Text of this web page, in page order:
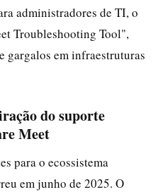
administradores de TI, o
Troubleshooting Tool",
gargalos em infraestruturas
do suporte
Meet
para o ecossistema
em junho de 2025. O